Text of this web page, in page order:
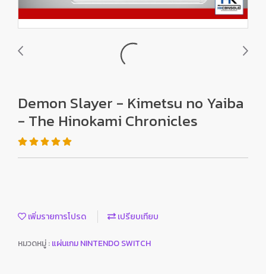
Demon Slayer - Kimetsu no Yaiba
- The Hinokami Chronicles
เพิ่มรายการโปรด เปรียบเทียบ
หมวดหมู่ :แผ่นเกม NINTENDO SWITCH